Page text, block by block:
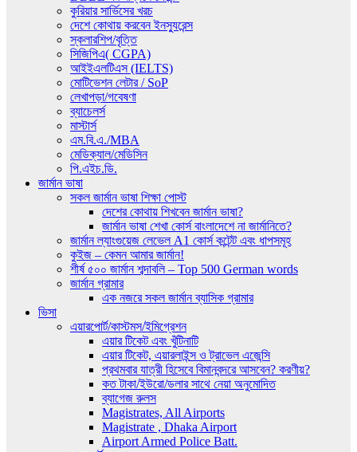
কুরিয়ার সার্ভিসের খরচ
দেশে কোথায় করবেন ইনস্যুরেন্স
স্কলারশিপ/বৃত্তি
সিজিপিএ( CGPA)
আইইএলটিএস (IELTS)
মোটিভেশন লেটার / SoP
লেখাপড়া/গবেষণা
ব্যাচেলর্স
মাস্টার্স
এম.বি.এ./MBA
মেডিক্যাল/মেডিসিন
পি.এইচ.ডি.
জার্মান ভাষা
সকল জার্মান ভাষা শিক্ষা পোস্ট
দেশের কোথায় শিখবেন জার্মান ভাষা?
জার্মান ভাষা শেখা কোর্স বাংলাদেশে না জার্মানিতে?
জার্মান ল্যাংগুয়েজ লেভেল A1 কোর্স কন্টেন্ট এবং ধাপসমূহ
কুইজ – কেমন আমার জার্মান!
শীর্ষ ৫০০ জার্মান শব্দাবলি – Top 500 German words
জার্মান গ্রামার
এক নজরে সকল জার্মান ব্যাসিক গ্রামার
ভিসা
এয়ারপোর্ট/কাস্টমস/ইমিগ্রেশন
এয়ার টিকেট এবং খুঁটিনাটি
এয়ার টিকেট, এয়ারলাইন্স ও ট্রাভেল এজেন্সি
প্রথমবার যাত্রী হিসেবে বিমানবন্দরে আসবেন? করণীয়?
কত টাকা/ইউরো/ডলার সাথে নেয়া অনুমোদিত
ব্যাগেজ রুলস
Magistrates, All Airports
Magistrate , Dhaka Airport
Airport Armed Police Batt.